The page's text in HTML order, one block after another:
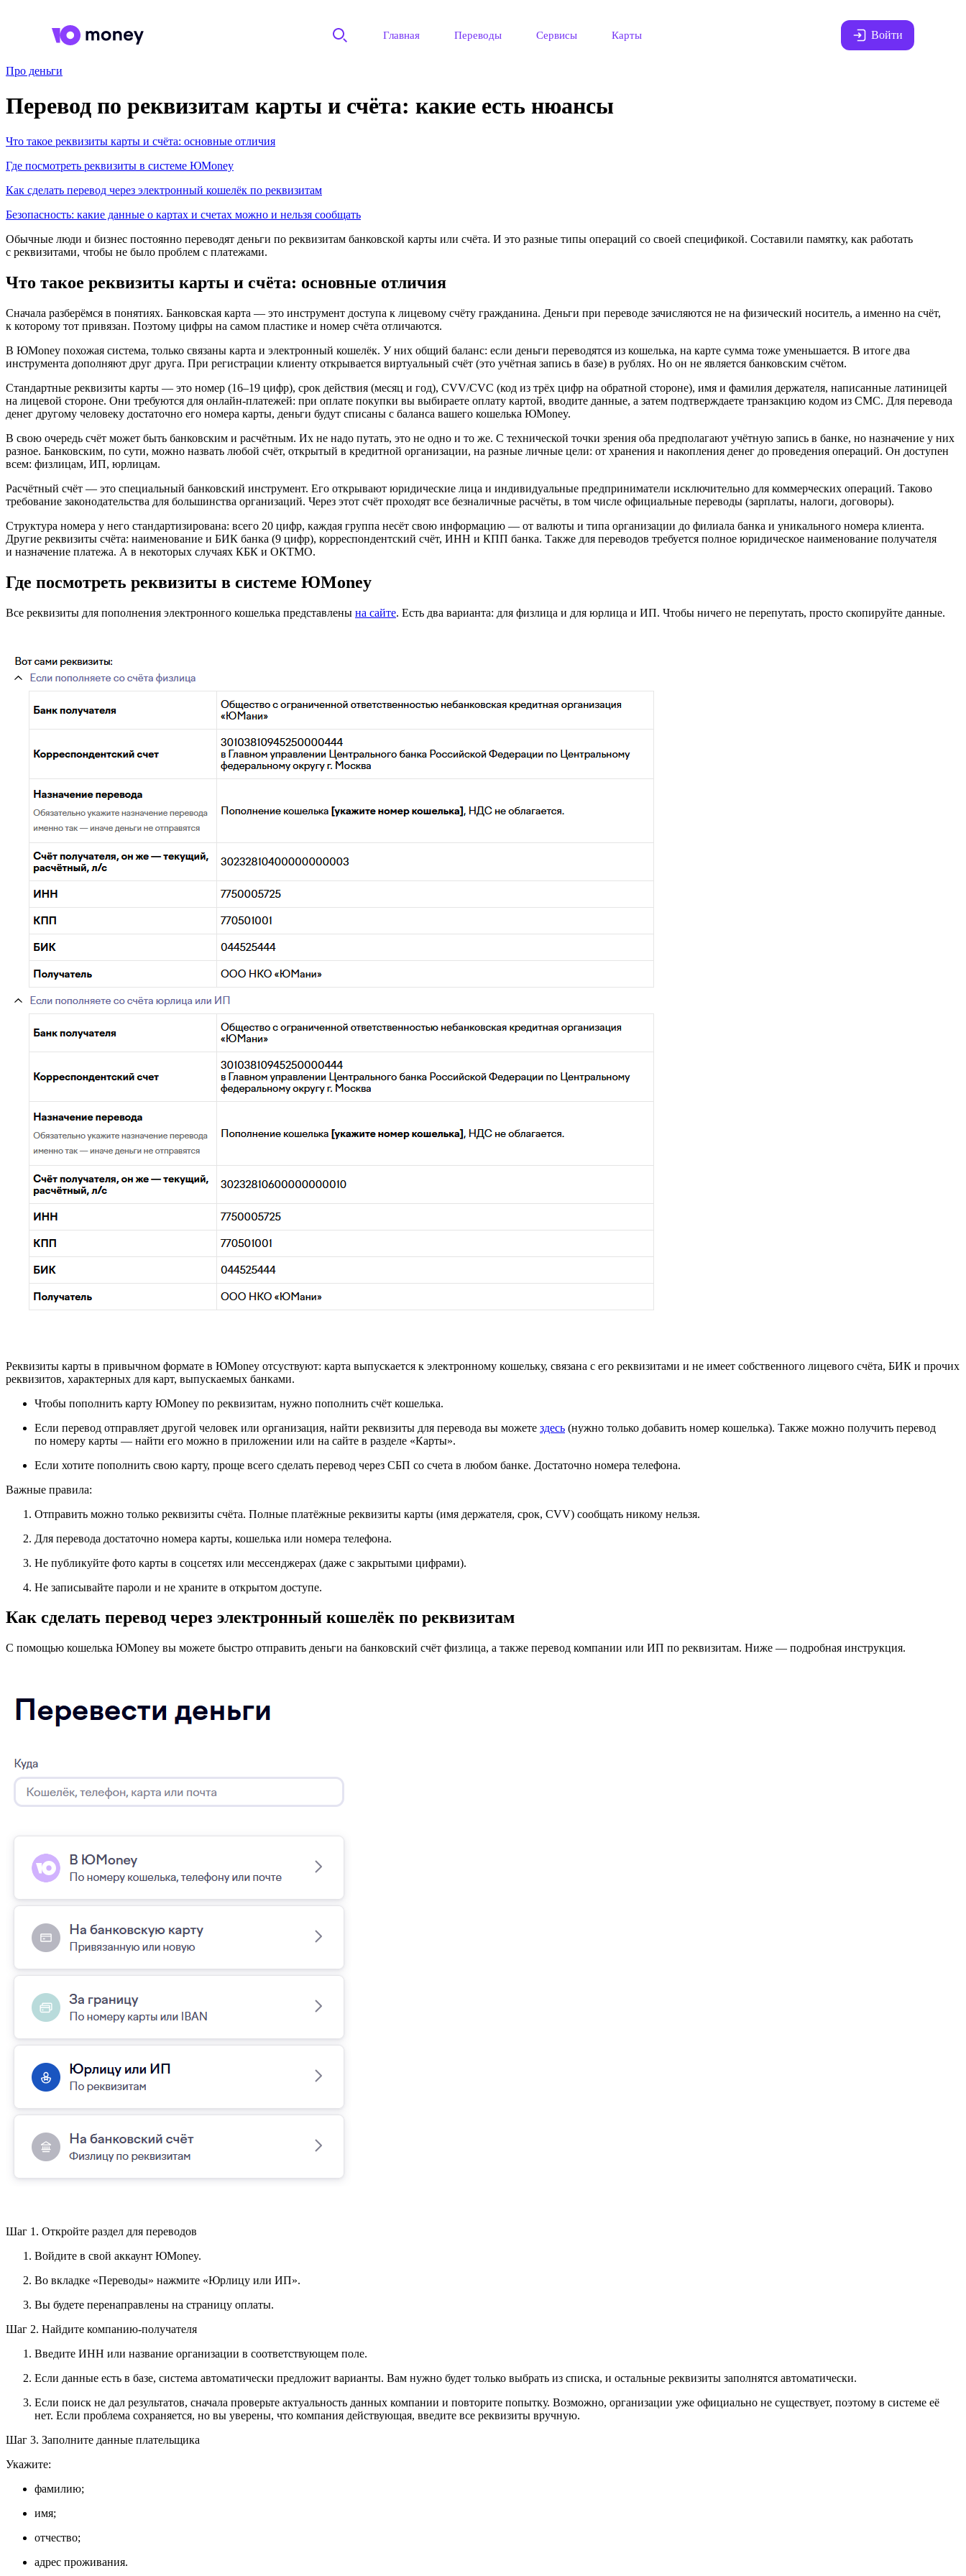
Главная Переводы Сервисы Карты Войти
Про деньги
Перевод по реквизитам карты и счёта: какие есть нюансы
Что такое реквизиты карты и счёта: основные отличия
Где посмотреть реквизиты в системе ЮMoney
Как сделать перевод через электронный кошелёк по реквизитам
Безопасность: какие данные о картах и счетах можно и нельзя сообщать
Обычные люди и бизнес постоянно переводят деньги по реквизитам банковской карты или счёта. И это разные типы операций со своей спецификой. Составили памятку, как работать
с реквизитами, чтобы не было проблем с платежами.
Что такое реквизиты карты и счёта: основные отличия
Сначала разберёмся в понятиях. Банковская карта — это инструмент доступа к лицевому счёту гражданина. Деньги при переводе зачисляются не на физический носитель, а именно на счёт,
к которому тот привязан. Поэтому цифры на самом пластике и номер счёта отличаются.
В ЮMoney похожая система, только связаны карта и электронный кошелёк. У них общий баланс: если деньги переводятся из кошелька, на карте сумма тоже уменьшается. В итоге два
инструмента дополняют друг друга. При регистрации клиенту открывается виртуальный счёт (это учётная запись в базе) в рублях. Но он не является банковским счётом.
Стандартные реквизиты карты — это номер (16–19 цифр), срок действия (месяц и год), CVV/CVC (код из трёх цифр на обратной стороне), имя и фамилия держателя, написанные латиницей
на лицевой стороне. Они требуются для онлайн-платежей: при оплате покупки вы выбираете оплату картой, вводите данные, а затем подтверждаете транзакцию кодом из СМС. Для перевода
денег другому человеку достаточно его номера карты, деньги будут списаны с баланса вашего кошелька ЮMoney.
В свою очередь счёт может быть банковским и расчётным. Их не надо путать, это не одно и то же. С технической точки зрения оба предполагают учётную запись в банке, но назначение у них
разное. Банковским, по сути, можно назвать любой счёт, открытый в кредитной организации, на разные личные цели: от хранения и накопления денег до проведения операций. Он доступен
всем: физлицам, ИП, юрлицам.
Расчётный счёт — это специальный банковский инструмент. Его открывают юридические лица и индивидуальные предприниматели исключительно для коммерческих операций. Таково
требование законодательства для большинства организаций. Через этот счёт проходят все безналичные расчёты, в том числе официальные переводы (зарплаты, налоги, договоры).
Структура номера у него стандартизирована: всего 20 цифр, каждая группа несёт свою информацию — от валюты и типа организации до филиала банка и уникального номера клиента.
Другие реквизиты счёта: наименование и БИК банка (9 цифр), корреспондентский счёт, ИНН и КПП банка. Также для переводов требуется полное юридическое наименование получателя
и назначение платежа. А в некоторых случаях КБК и ОКТМО.
Где посмотреть реквизиты в системе ЮMoney
Все реквизиты для пополнения электронного кошелька представлены на сайте. Есть два варианта: для физлица и для юрлица и ИП. Чтобы ничего не перепутать, просто скопируйте данные.
Реквизиты карты в привычном формате в ЮMoney отсуствуют: карта выпускается к электронному кошельку, связана с его реквизитами и не имеет собственного лицевого счёта, БИК и прочих
реквизитов, характерных для карт, выпускаемых банками.
Чтобы пополнить карту ЮMoney по реквизитам, нужно пополнить счёт кошелька.
Если перевод отправляет другой человек или организация, найти реквизиты для перевода вы можете здесь (нужно только добавить номер кошелька). Также можно получить перевод
по номеру карты — найти его можно в приложении или на сайте в разделе «Карты».
Если хотите пополнить свою карту, проще всего сделать перевод через СБП со счета в любом банке. Достаточно номера телефона.
Важные правила:
Отправить можно только реквизиты счёта. Полные платёжные реквизиты карты (имя держателя, срок, CVV) сообщать никому нельзя.
Для перевода достаточно номера карты, кошелька или номера телефона.
Не публикуйте фото карты в соцсетях или мессенджерах (даже с закрытыми цифрами).
Не записывайте пароли и не храните в открытом доступе.
Как сделать перевод через электронный кошелёк по реквизитам
С помощью кошелька ЮMoney вы можете быстро отправить деньги на банковский счёт физлица, а также перевод компании или ИП по реквизитам. Ниже — подробная инструкция.
Шаг 1. Откройте раздел для переводов
Войдите в свой аккаунт ЮMoney.
Во вкладке «Переводы» нажмите «Юрлицу или ИП».
Вы будете перенаправлены на страницу оплаты.
Шаг 2. Найдите компанию-получателя
Введите ИНН или название организации в соответствующем поле.
Если данные есть в базе, система автоматически предложит варианты. Вам нужно будет только выбрать из списка, и остальные реквизиты заполнятся автоматически.
Если поиск не дал результатов, сначала проверьте актуальность данных компании и повторите попытку. Возможно, организации уже официально не существует, поэтому в системе её
нет. Если проблема сохраняется, но вы уверены, что компания действующая, введите все реквизиты вручную.
Шаг 3. Заполните данные плательщика
Укажите:
фамилию;
имя;
отчество;
адрес проживания.